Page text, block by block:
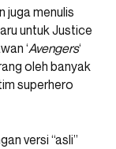
juga menulis
untuk Justice
‘Avengers‘
oleh banyak
superhero
versi “asli”